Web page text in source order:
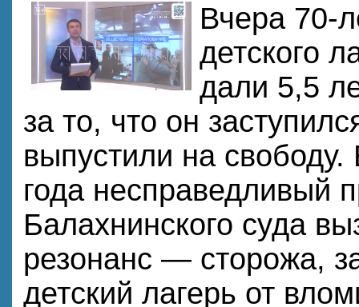
Вчера 70-
детского
дали 5,5
за то, что он
выпустили на
года несправедливый
Балахнинского суда
резонанс — сторожа,
детский лагерь от